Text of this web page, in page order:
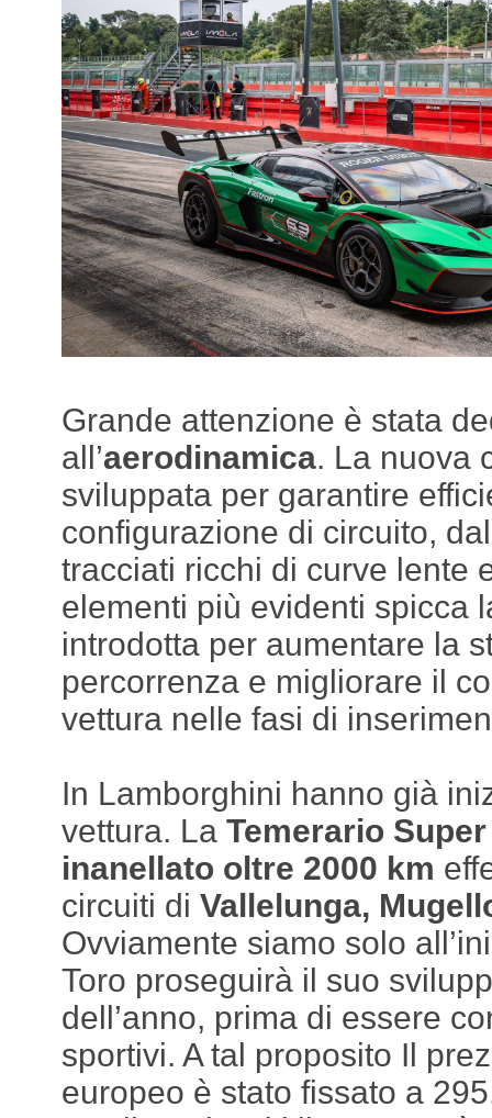
Grande attenzione è stata
all’aerodinamica. La nuova
sviluppata per garantire
configurazione di circuito,
tracciati ricchi di curve lente
elementi più evidenti spicca
introdotta per aumentare la
percorrenza e migliorare il
vettura nelle fasi di
In Lamborghini hanno già
vettura. La Temerario
inanellato oltre 2000 km
circuiti di Vallelunga,
Ovviamente siamo solo
Toro proseguirà il suo
dell’anno, prima di essere
sportivi. A tal proposito Il
europeo è stato fissato a